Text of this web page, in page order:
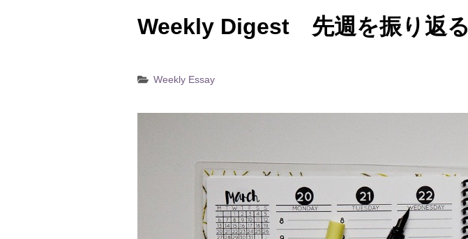
Weekly Digest 先週を振り返る
Weekly Essay